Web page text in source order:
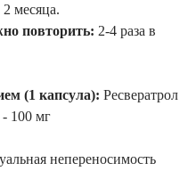
2 месяца.
повторить: 2-4 раза в
(1 капсула): Ресвератрол
- 100 мг
непереносимость